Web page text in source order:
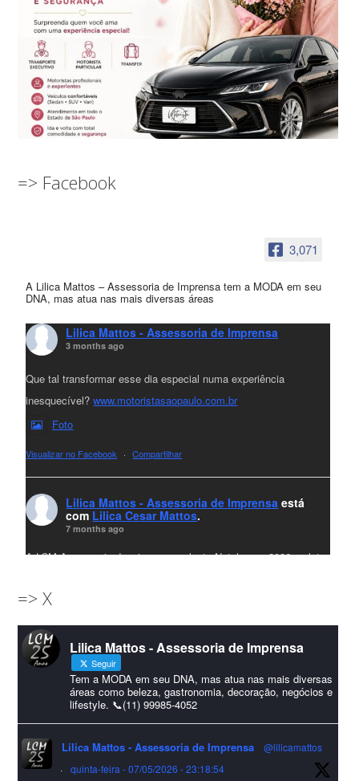
=> Facebook
3,071
A Lilica Mattos – Assessoria de Imprensa tem a MODA em seu
DNA, mas atua nas mais diversas áreas
Lilica Mattos - Assessoria de Imprensa
3 months ago
Que tal transformar esse dia especial numa experiência
inesquecível?www.motoristasaopaulo.com.br
Foto
Visualizar no Facebook · Compartilhar
Lilica Mattos - Assessoria de Imprensa está
com Lilica Cesar Mattos.
7 months ago
A LCM Assessoria deseja um excelente Natal e um 2026 repleto
amigos que sempre nos acompanham!🎄✨🥂❤️
#lcmassessoriassessoria#natal #merrychristmas #felizanonovo
#HappyNewYear
Foto
Visualizar no Facebook · Compartilhar
Lilica Mattos - Assessoria de Imprensa
9 months ago
=> X
Lilica Mattos - Assessoria de Imprensa
Seguir
Tem a MODA em seu DNA, mas atua nas mais diversas
áreas como beleza, gastronomia, decoração, negócios e
lifestyle. 📞(11) 99985-4052
Lilica Mattos - Assessoria de Imprensa
@lilicamattos
·
quinta-feira - 07/05/2026 - 23:18:54